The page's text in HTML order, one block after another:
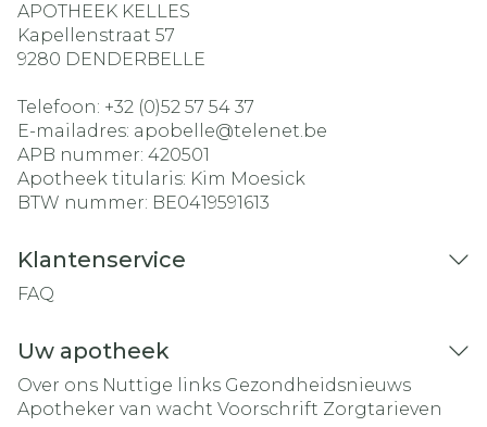
APOTHEEK KELLES
Kapellenstraat 57
9280 DENDERBELLE
Telefoon: +32 (0)52 57 54 37
E-mailadres: apobelle@telenet.be
APB nummer: 420501
Apotheek titularis: Kim Moesick
BTW nummer: BE0419591613
Klantenservice
FAQ
Uw apotheek
Over ons Nuttige links Gezondheidsnieuws
Apotheker van wacht Voorschrift Zorgtarieven